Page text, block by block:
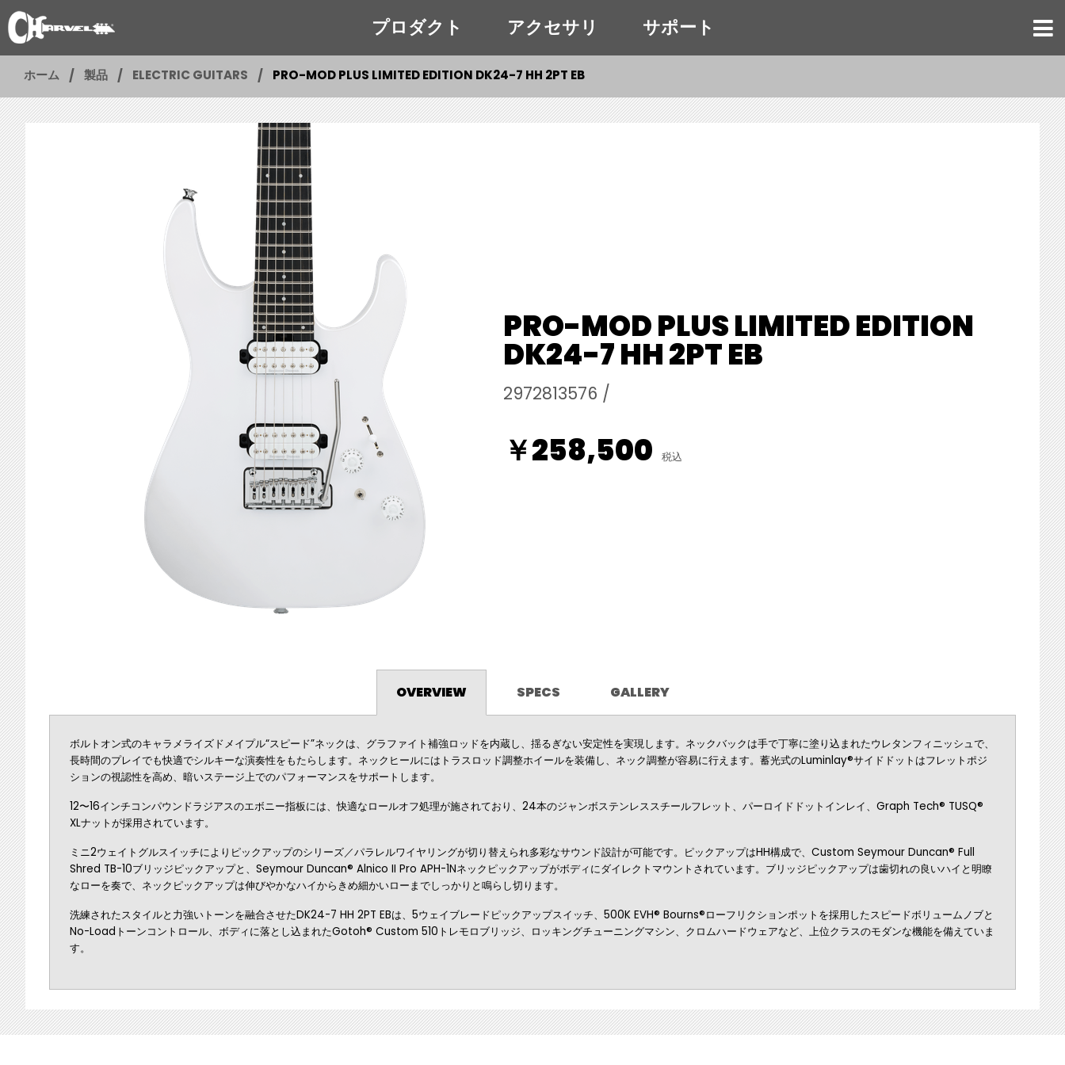
プロダクト アクセサリ サポート
ホーム 製品 ELECTRIC GUITARS PRO-MOD PLUS LIMITED EDITION DK24-7 HH 2PT EB
PRO-MOD PLUS LIMITED EDITION
DK24-7 HH 2PT EB
2972813576 /
￥258,500 税込
OVERVIEW SPECS GALLERY
ボルトオン式のキャラメライズドメイプル“スピード”ネックは、グラファイト補強ロッドを内蔵し、揺るぎない安定性を実現します。ネックバックは手で丁寧に塗り込まれたウレタンフィニッシュで、
長時間のプレイでも快適でシルキーな演奏性をもたらします。ネックヒールにはトラスロッド調整ホイールを装備し、ネック調整が容易に行えます。蓄光式のLuminlay®サイドドットはフレットポジ
ションの視認性を高め、暗いステージ上でのパフォーマンスをサポートします。
12〜16インチコンパウンドラジアスのエボニー指板には、快適なロールオフ処理が施されており、24本のジャンボステンレススチールフレット、パーロイドドットインレイ、Graph Tech® TUSQ®
XLナットが採用されています。
ミニ2ウェイトグルスイッチによりピックアップのシリーズ／パラレルワイヤリングが切り替えられ多彩なサウンド設計が可能です。ピックアップはHH構成で、Custom Seymour Duncan® Full
Shred TB-10ブリッジピックアップと、Seymour Duncan® Alnico II Pro APH-1Nネックピックアップがボディにダイレクトマウントされています。ブリッジピックアップは歯切れの良いハイと明瞭
なローを奏で、ネックピックアップは伸びやかなハイからきめ細かいローまでしっかりと鳴らし切ります。
洗練されたスタイルと力強いトーンを融合させたDK24-7 HH 2PT EBは、5ウェイブレードピックアップスイッチ、500K EVH® Bourns®ローフリクションポットを採用したスピードボリュームノブと
No-Loadトーンコントロール、ボディに落とし込まれたGotoh® Custom 510トレモロブリッジ、ロッキングチューニングマシン、クロムハードウェアなど、上位クラスのモダンな機能を備えていま
す。